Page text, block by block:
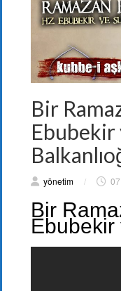
Bir
Ebubekir
yönetim /
Bir
Ebubekir